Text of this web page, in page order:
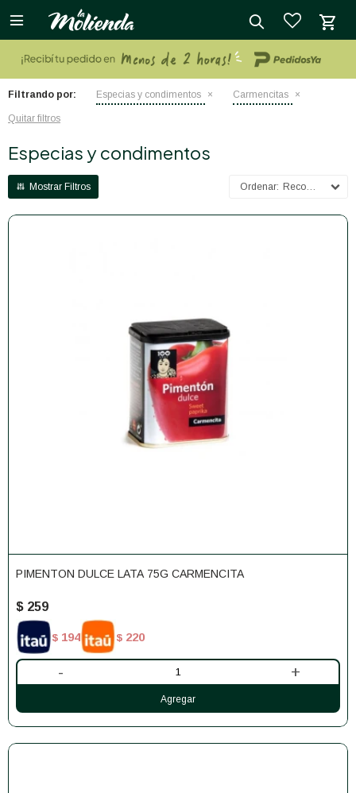

Filtrando por: Especias y condimentos Carmencitas
Quitar filtros
Especias y condimentos
Recomendados
PIMENTON DULCE LATA 75G CARMENCITA
$ 259
$ 194 $ 220
- +